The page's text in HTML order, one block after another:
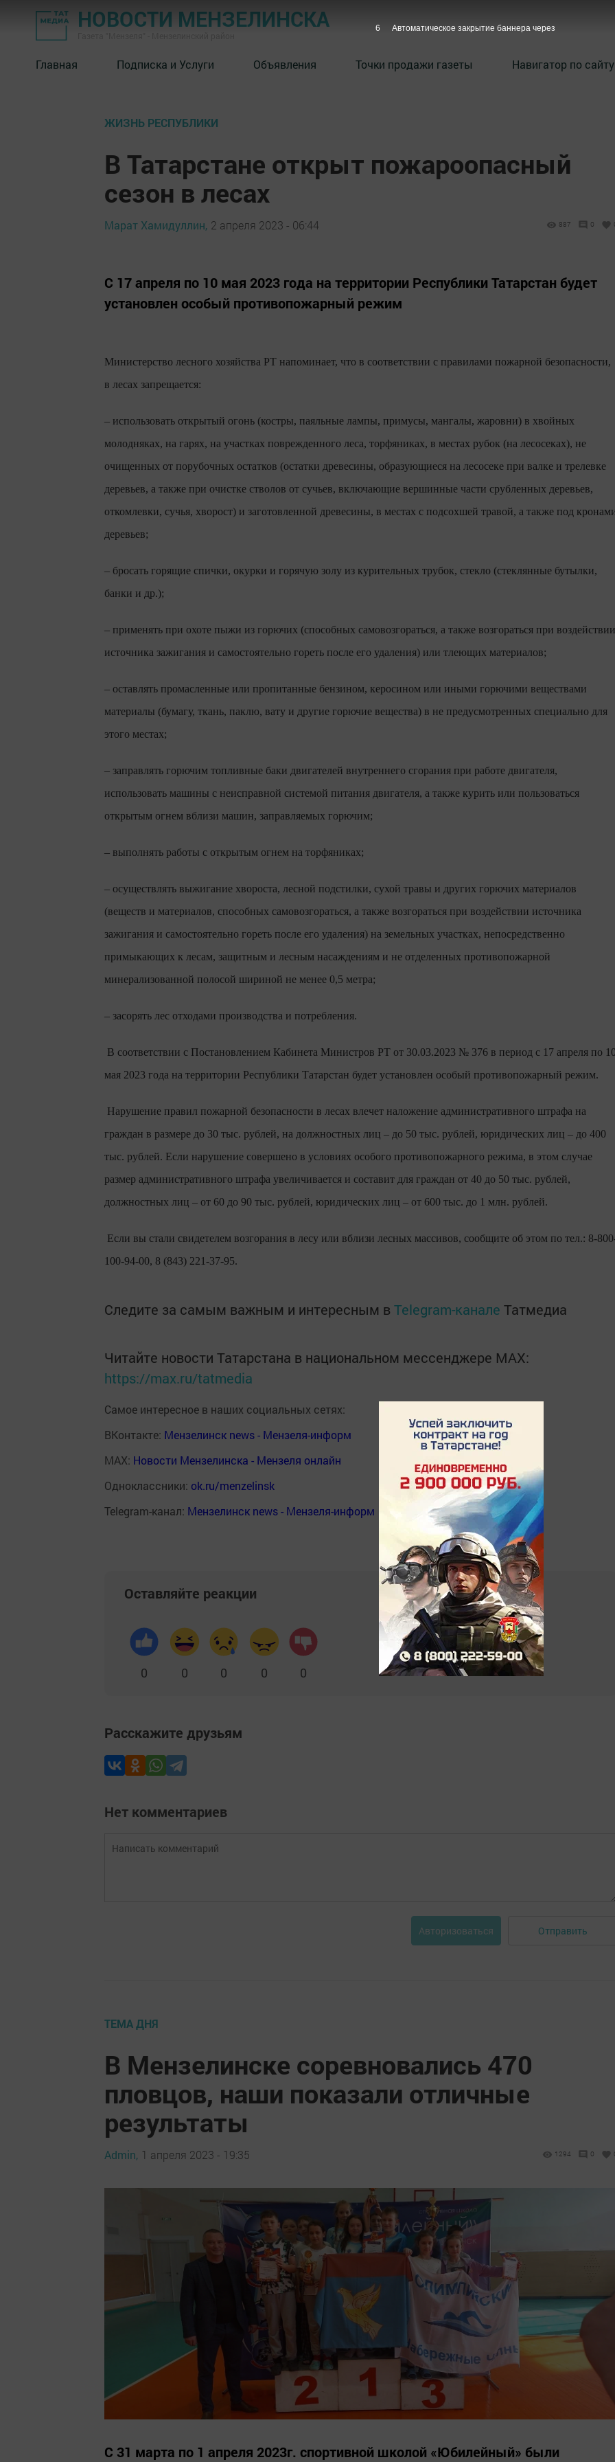
НОВОСТИ МЕНЗЕЛИНСКА
Главная Подписка и Услуги Объявления Точки продажи газеты Навигатор по сайту
ЖИЗНЬ РЕСПУБЛИКИ
В Татарстане открыт пожароопасный
сезон в лесах
Марат Хамидуллин, 2 апреля 2023 - 06:44 887 0
С 17 апреля по 10 мая 2023 года на территории Республики Татарстан будет
установлен особый противопожарный режим
Министерство лесного хозяйства РТ напоминает, что в соответствии с правилами пожарной безопасности,
в лесах запрещается:
– использовать открытый огонь (костры, паяльные лампы, примусы, мангалы, жаровни) в хвойных
молодняках, на гарях, на участках поврежденного леса, торфяниках, в местах рубок (на лесосеках), не
очищенных от порубочных остатков (остатки древесины, образующиеся на лесосеке при валке и трелевке
деревьев, а также при очистке стволов от сучьев, включающие вершинные части срубленных деревьев,
откомлевки, сучья, хворост) и заготовленной древесины, в местах с подсохшей травой, а также под
деревьев;
– бросать горящие спички, окурки и горячую золу из курительных трубок, стекло (стеклянные бутылки,
банки и др.);
– применять при охоте пыжи из горючих (способных самовозгораться, а также возгораться при воздействии
источника зажигания и самостоятельно гореть после его удаления) или тлеющих материалов;
– оставлять промасленные или пропитанные бензином, керосином или иными горючими веществами
материалы (бумагу, ткань, паклю, вату и другие горючие вещества) в не предусмотренных специально для
этого местах;
– заправлять горючим топливные баки двигателей внутреннего сгорания при работе двигателя,
использовать машины с неисправной системой питания двигателя, а также курить или пользоваться
открытым огнем вблизи машин, заправляемых горючим;
– выполнять работы с открытым огнем на торфяниках;
– осуществлять выжигание хвороста, лесной подстилки, сухой травы и других горючих материалов
(веществ и материалов, способных самовозгораться, а также возгораться при воздействии источника
зажигания и самостоятельно гореть после его удаления) на земельных участках, непосредственно
примыкающих к лесам, защитным и лесным насаждениям и не отделенных противопожарной
минерализованной полосой шириной не менее 0,5 метра;
– засорять лес отходами производства и потребления.
В соответствии с Постановлением Кабинета Министров РТ от 30.03.2023 № 376 в период с 17 апреля по
мая 2023 года на территории Республики Татарстан будет установлен особый противопожарный режим.
Нарушение правил пожарной безопасности в лесах влечет наложение административного штрафа на
граждан в размере до 30 тыс. рублей, на должностных лиц – до 50 тыс. рублей, юридических лиц – до 400
тыс. рублей. Если нарушение совершено в условиях особого противопожарного режима, в этом случае
размер административного штрафа увеличивается и составит для граждан от 40 до 50 тыс. рублей,
должностных лиц – от 60 до 90 тыс. рублей, юридических лиц – от 600 тыс. до 1 млн. рублей.
Если вы стали свидетелем возгорания в лесу или вблизи лесных массивов, сообщите об этом по тел.: 8-
100-94-00, 8 (843) 221-37-95.
Следите за самым важным и интересным в Telegram-канале Татмедиа
Читайте новости Татарстана в национальном мессенджере MАХ:
https://max.ru/tatmedia
Самое интересное в наших социальных сетях:
ВКонтакте: Мензелинск news - Мензеля-информ
MAX: Новости Мензелинска - Мензеля онлайн
Одноклассники: ok.ru/menzelinsk
Telegram-канал: Мензелинск news - Мензеля-информ
Оставляйте реакции
0 0 0 0 0
Расскажите друзьям
Нет комментариев
Авторизоваться Отправить
ТЕМА ДНЯ
В Мензелинске соревновались 470
пловцов, наши показали отличные
результаты
Admin, 1 апреля 2023 - 19:35 1294 0
С 31 марта по 1 апреля 2023г. спортивной школой «Юбилейный» были
5 Автоматическое закрытие баннера через